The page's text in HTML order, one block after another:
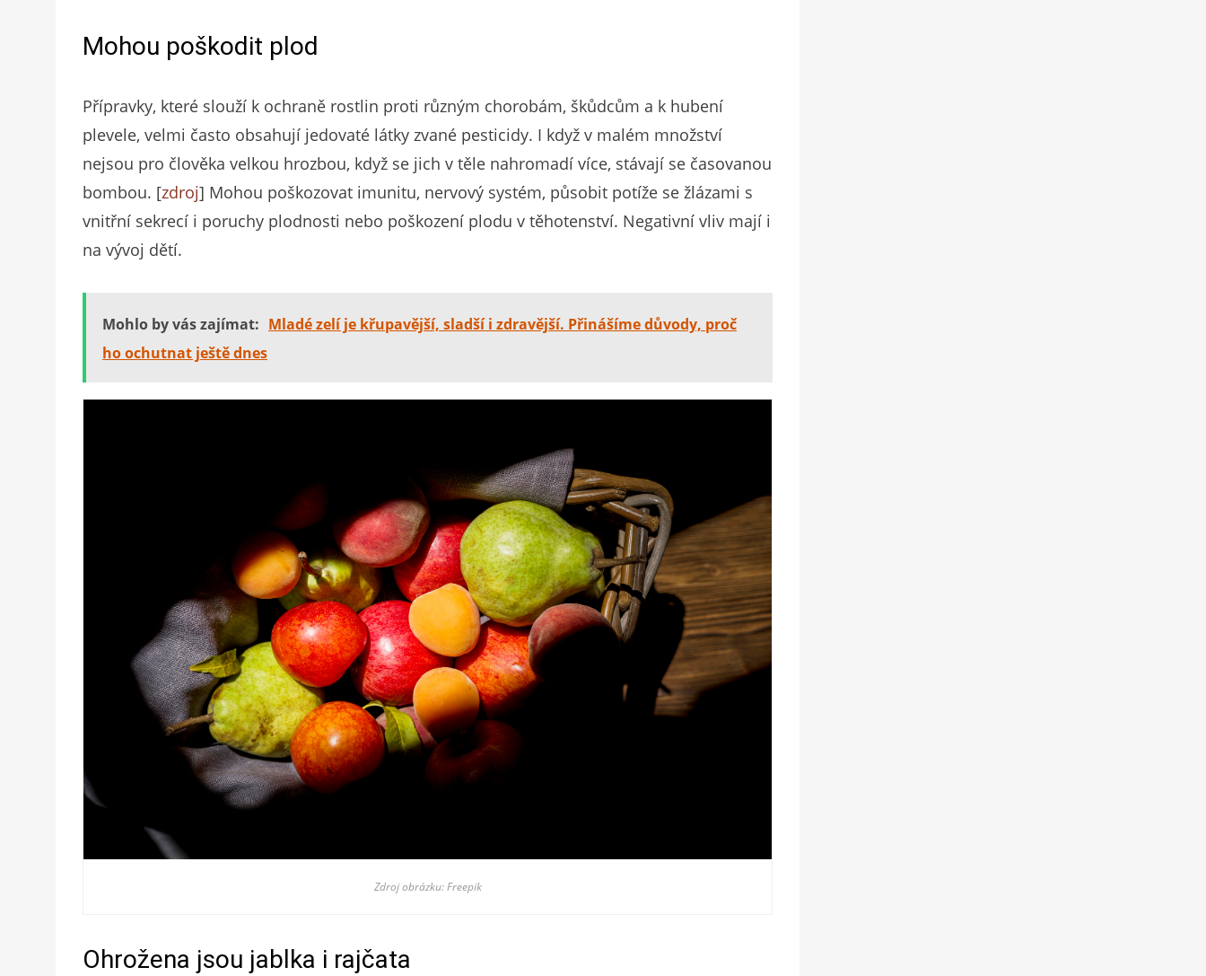
Mohou poškodit plod
Přípravky, které slouží k ochraně rostlin proti různým chorobám, škůdcům a k hubení
plevele, velmi často obsahují jedovaté látky zvané pesticidy. I když v malém množství
nejsou pro člověka velkou hrozbou, když se jich v těle nahromadí více, stávají se časovanou
bombou. [zdroj] Mohou poškozovat imunitu, nervový systém, působit potíže se žlázami s
vnitřní sekrecí i poruchy plodnosti nebo poškození plodu v těhotenství. Negativní vliv mají i
na vývoj dětí.
Mohlo by vás zajímat: Mladé zelí je křupavější, sladší i zdravější. Přinášíme důvody, proč
ho ochutnat ještě dnes
Zdroj obrázku: Freepik
Ohrožena jsou jablka i rajčata